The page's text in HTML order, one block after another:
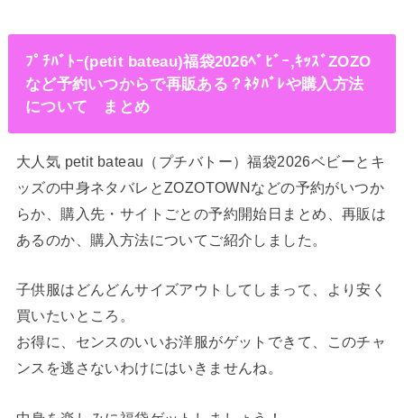
ﾌﾟﾁﾊﾞﾄｰ(petit bateau)福袋2026ﾍﾞﾋﾞｰ,ｷｯｽﾞZOZO
など予約いつからで再販ある？ﾈﾀﾊﾞﾚや購入方法
について まとめ
大人気 petit bateau（プチバトー）福袋2026ベビーとキ
ッズの中身ネタバレとZOZOTOWNなどの予約がいつか
らか、購入先・サイトごとの予約開始日まとめ、再販は
あるのか、購入方法についてご紹介しました。
子供服はどんどんサイズアウトしてしまって、より安く
買いたいところ。
お得に、センスのいいお洋服がゲットできて、このチャ
ンスを逃さないわけにはいきませんね。